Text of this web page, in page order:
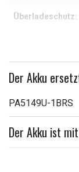
Überladeschutz:
Kapazität:
Der Akku
PA5149U-1BRS
Der Akku ist